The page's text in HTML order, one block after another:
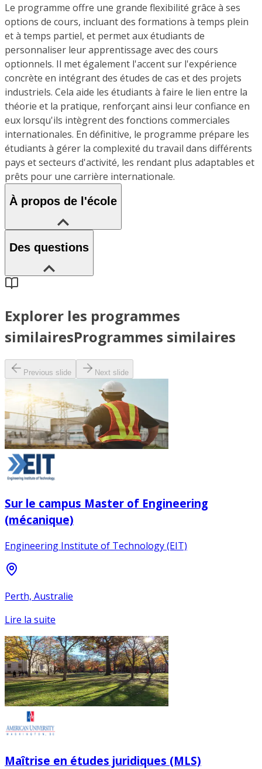
Le programme offre une grande flexibilité grâce à ses
options de cours, incluant des formations à temps plein
et à temps partiel, et permet aux étudiants de
personnaliser leur apprentissage avec des cours
optionnels. Il met également l'accent sur l'expérience
concrète en intégrant des études de cas et des projets
industriels. Cela aide les étudiants à faire le lien entre la
théorie et la pratique, renforçant ainsi leur confiance en
eux lorsqu'ils intègrent des fonctions commerciales
internationales. En définitive, le programme prépare les
étudiants à gérer la complexité du travail dans différents
pays et secteurs d'activité, les rendant plus adaptables et
prêts pour une carrière internationale.
À propos de l'école
Des questions
Explorer les programmes
similairesProgrammes similaires
Previous slide Next slide
Sur le campus Master of Engineering
(mécanique)
Engineering Institute of Technology (EIT)
Perth, Australie
Lire la suite
Maîtrise en études juridiques (MLS)